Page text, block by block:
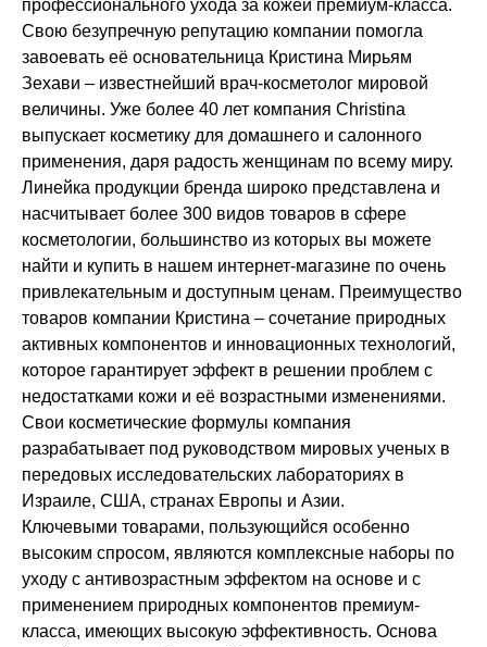
профессионального ухода за кожей премиум-класса.
Свою безупречную репутацию компании помогла
завоевать её основательница Кристина Мирьям
Зехави – известнейший врач-косметолог мировой
величины. Уже более 40 лет компания Christina
выпускает косметику для домашнего и салонного
применения, даря радость женщинам по всему миру.
Линейка продукции бренда широко представлена и
насчитывает более 300 видов товаров в сфере
косметологии, большинство из которых вы можете
найти и купить в нашем интернет-магазине по очень
привлекательным и доступным ценам. Преимущество
товаров компании Кристина – сочетание природных
активных компонентов и инновационных технологий,
которое гарантирует эффект в решении проблем с
недостатками кожи и её возрастными изменениями.
Свои косметические формулы компания
разрабатывает под руководством мировых ученых в
передовых исследовательских лабораториях в
Израиле, США, странах Европы и Азии.
Ключевыми товарами, пользующийся особенно
высоким спросом, являются комплексные наборы по
уходу с антивозрастным эффектом на основе и с
применением природных компонентов премиум-
класса, имеющих высокую эффективность. Основа
+7 (495) 640-58-89